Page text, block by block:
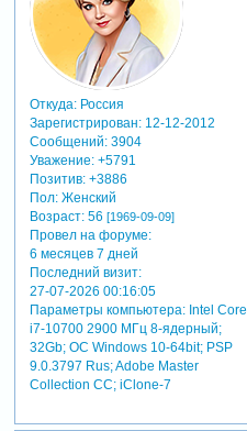
Откуда:Россия
Зарегистрирован: 12-12-2012
Сообщений:3904
Уважение: +5791
Позитив: +3886
Пол:Женский
Возраст:56 [1969-09-09]
Провел на форуме:
6 месяцев 7 дней
Последний визит:
27-07-2026 00:16:05
Параметры компьютера:Intel Core
i7-10700 2900 МГц 8-ядерный;
32Gb; ОС Windows 10-64bit; PSP
9.0.3797 Rus; Adobe Master
Collection СС; iClone-7